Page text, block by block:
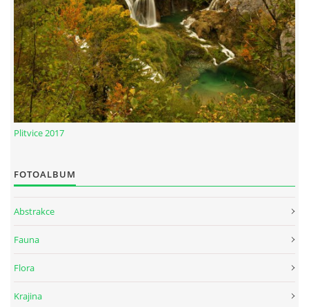
Plitvice 2017
FOTOALBUM
Abstrakce
Fauna
Flora
Krajina